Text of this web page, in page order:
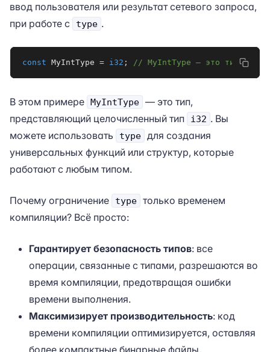
ввод пользователя или результат сетевого запроса,
при работе с
type .
const MyIntType = i32 ; // MyIntType — это тип
В этом примере MyIntType — это тип,
представляющий целочисленный тип
i32 . Вы
можете использовать
type для создания
универсальных функций или структур, которые
работают с любым типом.
Почему ограничение type только временем
компиляции? Всё просто:
Гарантирует безопасность типов: все
операции, связанные с типами, разрешаются во
время компиляции, предотвращая ошибки
времени выполнения.
Максимизирует производительность: код
времени компиляции оптимизируется, оставляя
более компактные бинарные файлы.